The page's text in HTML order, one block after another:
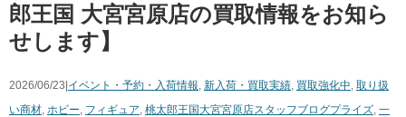
郎王国 大宮宮原店の買取情報をお知ら
せします】
2026/06/23| イベント・予約・入荷情報, 新入荷・買取実績, 買取強化中, 取り扱
い商材, ホビー, フィギュア, 桃太郎王国大宮宮原店スタッフブログプライズ, 一